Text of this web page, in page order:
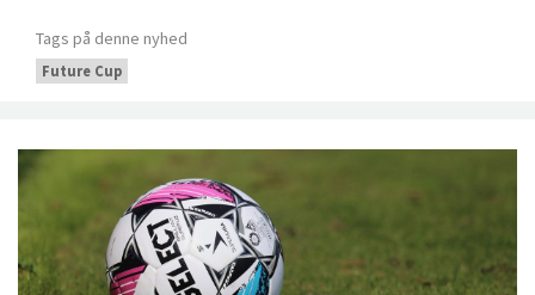
Tags på denne nyhed
Future Cup